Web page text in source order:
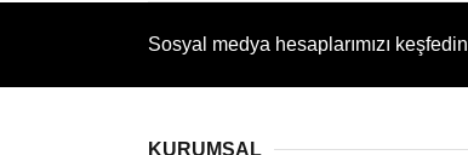
Sosyal medya hesaplarımızı keşfedin
KURUMSAL